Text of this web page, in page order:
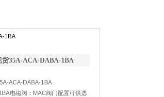
1BA
35A-ACA-DABA-1BA
ACA-DABA-1BA
电磁阀：MAC阀门配置可供选